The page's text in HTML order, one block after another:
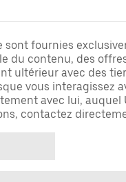
fournies
du contenu, des
ultérieur avec des
vous interagissez
avec lui, auquel
contactez